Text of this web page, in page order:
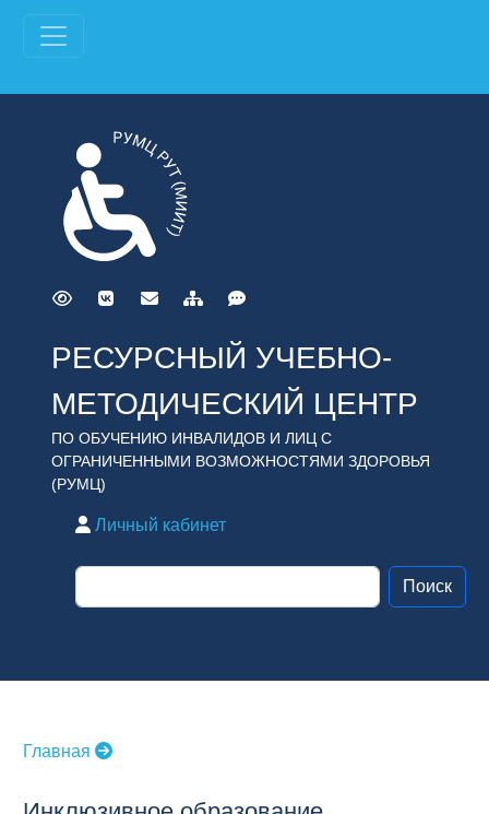
РЕСУРСНЫЙ УЧЕБНО-
МЕТОДИЧЕСКИЙ ЦЕНТР
ПО ОБУЧЕНИЮ ИНВАЛИДОВ И ЛИЦ С
ОГРАНИЧЕННЫМИ ВОЗМОЖНОСТЯМИ ЗДОРОВЬЯ
(РУМЦ)
Личный кабинет
Главная